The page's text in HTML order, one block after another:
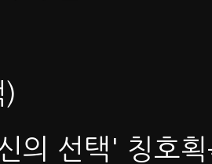
)
의 선택' 칭호